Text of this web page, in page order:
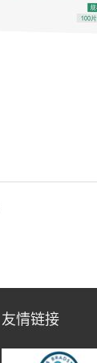
友情链接